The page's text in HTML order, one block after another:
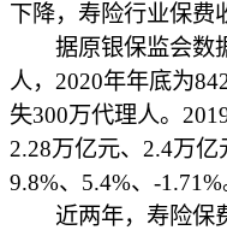
下降，寿险行业保费
据原银保监会数据
人，2020年年底为
失300万代理人。
2.28万亿元、2.4万
9.8%、5.4%、-1.71%
近两年，寿险保费